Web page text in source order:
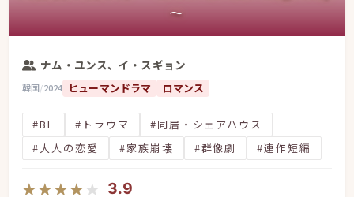
～
ナム・ユンス、イ・スギョン
韓国/2024 ヒューマンドラマ ロマンス
#BL #トラウマ
#同居・シェアハウス
#大人の恋愛
#家族崩壊 #群像劇 #連作短編
★★★★★
★★★★★ 3.9